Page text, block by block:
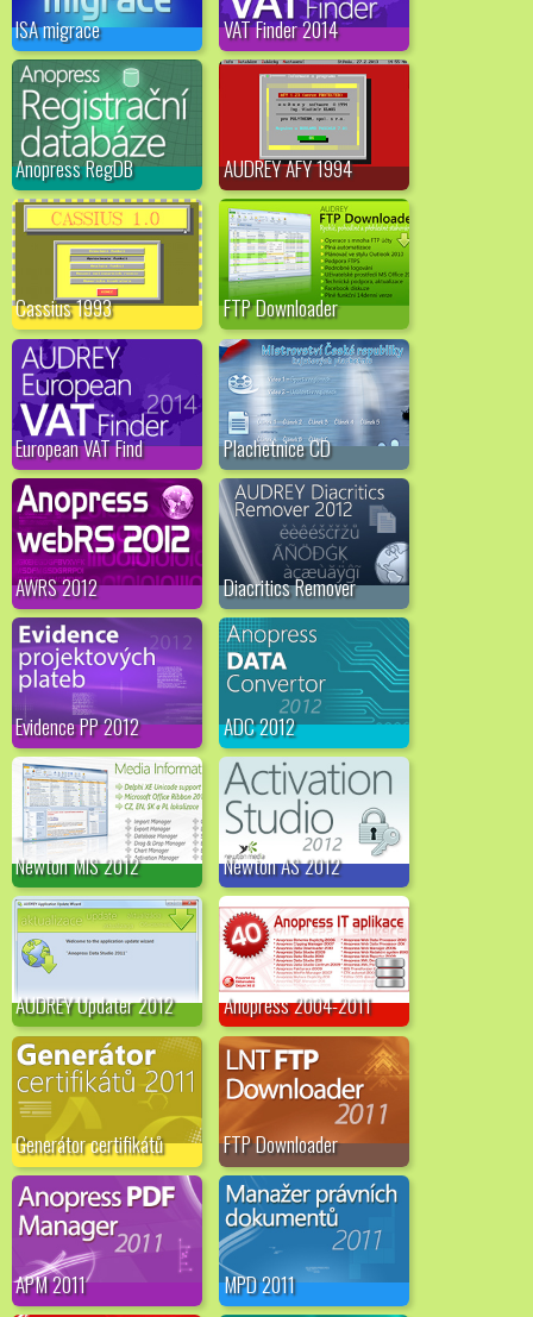
ISA migrace VAT Finder 2014
Anopress RegDB AUDREY AFY 1994
Cassius 1993 FTP Downloader
European VAT Find Plachetnice CD
AWRS 2012 Diacritics Remover
Evidence PP 2012 ADC 2012
Newton MIS 2012 Newton AS 2012
AUDREY Updater 2012 Anopress 2004-2011
Generátor certifikátů FTP Downloader
APM 2011 MPD 2011